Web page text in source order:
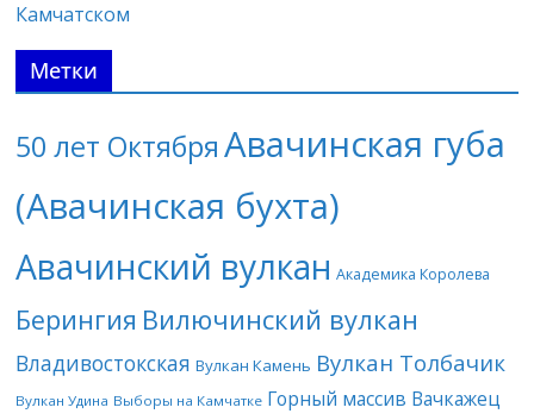
Камчатском
Метки
50 лет Октября Авачинская губа
(Авачинская бухта)
Авачинский вулкан Академика Королева
Берингия Вилючинский вулкан
Владивостокская Вулкан Камень Вулкан Толбачик
Вулкан Удина Выборы на Камчатке Горный массив Вачкажец